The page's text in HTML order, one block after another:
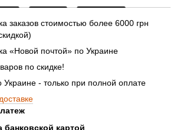
заказов стоимостью более 6000 грн
«Новой почтой» по Украине
по скидке!
- только при полной оплате
банковской картой